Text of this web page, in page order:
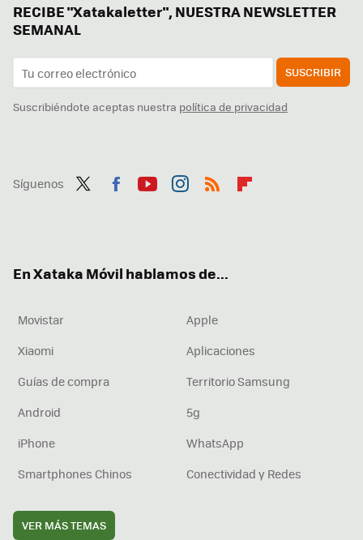
RECIBE "Xatakaletter", NUESTRA NEWSLETTER
SEMANAL
SUSCRIBIR
Suscribiéndote aceptas nuestra política de privacidad
Síguenos
En Xataka Móvil hablamos de...
Movistar
Apple
Xiaomi
Aplicaciones
Guías de compra
Territorio Samsung
Android
5g
iPhone
WhatsApp
Smartphones Chinos
Conectividad y Redes
VER MÁS TEMAS